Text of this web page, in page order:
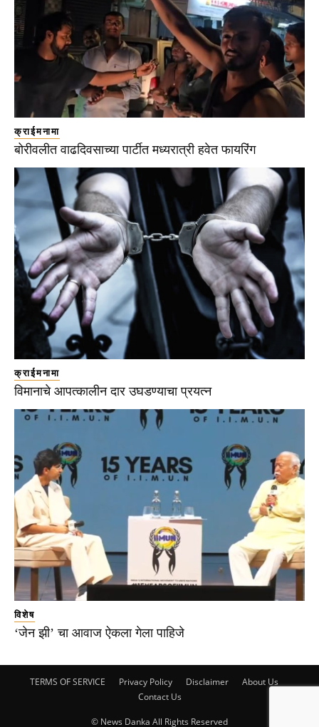
क्राईमनामा
बोरीवलीत वाढदिवसाच्या पार्टीत मध्यरात्री हवेत फायरिंग
क्राईमनामा
विमानाचे आपत्कालीन दार उघडण्याचा प्रयत्न
विशेष
‘जेन झी’ चा आवाज ऐकला गेला पाहिजे
TERMS OF SERVICE Privacy Policy Disclaimer
About Us
Contact Us
© News Danka All Rights Reserved